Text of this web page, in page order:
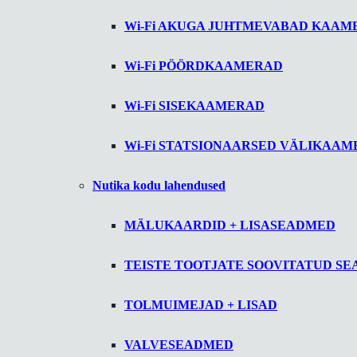
Wi-Fi AKUGA JUHTMEVABAD
Wi-Fi PÖÖRDKAAMERAD
Wi-Fi SISEKAAMERAD
Wi-Fi STATSIONAARSED
Nutika kodu lahendused
MÄLUKAARDID + LISASEADMED
TEISTE TOOTJATE SOOVITATUD
TOLMUIMEJAD + LISAD
VALVESEADMED